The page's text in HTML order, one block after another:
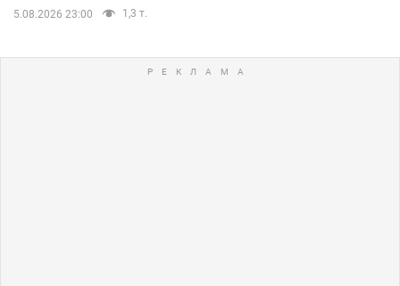
5.08.2026 23:00 1,3 т.